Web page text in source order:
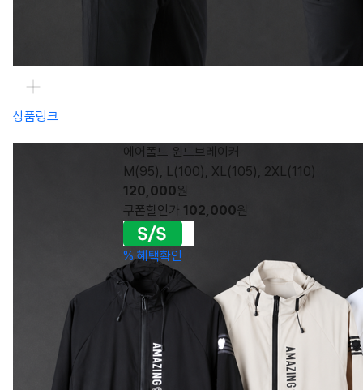
상품링크
에어폴드 윈드브레이커
M(95), L(100), XL(105), 2XL(110)
120,000원
쿠폰할인가 102,000원
% 혜택확인